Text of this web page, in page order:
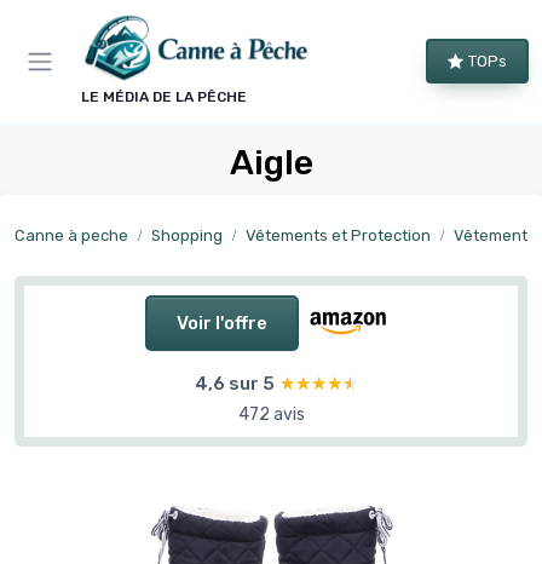
LE MÉDIA DE LA PÊCHE
TOPs
Aigle
Canne à peche Shopping Vêtements et Protection Vêtements
Voir l'offre
4,6 sur 5 ★★★★★
★★★★★
472 avis
Panneau de gestion des cookies